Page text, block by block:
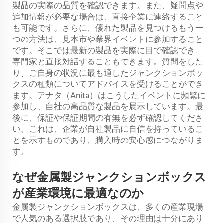
製品の実際の品質を確認できます。また、疑問点や
追加情報が必要な場合は、直接企業に連絡すること
も可能です。さらに、優れた製品を見つけるもう一
つの方法は、見本市や業界イベントに参加すること
です。そこでは最新の製品を実際に目で確認でき、
専門家と直接対話することもできます。質問をした
り、ご自身の状況に最も適したジャンクションボッ
クスの種類についてアドバイスを受けることができ
ます。アナタ（Anita）はこうしたイベントに頻繁に
参加し、自社の高品質な製品を展示しています。最
後に、保証や保証期間の有無を必ず確認してくださ
い。これは、企業が自社製品に自信を持っているこ
とを示すものであり、購入時の安心感につながりま
す。
なぜ金属製ジャンクションボックス
が産業環境に最適なのか
金属製ジャンクションボックスは、多くの産業現場
で人気のある選択肢であり、その理由は十分にあり